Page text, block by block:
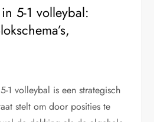
5-1 volleybal:
1 volleybal is een strategisch
stelt om door posities te